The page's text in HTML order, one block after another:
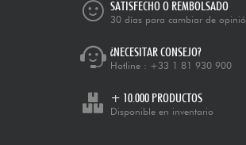
SATISFECHO O REMBOLSADO
30 días para cambiar de
¿NECESITAR CONSEJO?
Hotline : +33 1 81 930 900
+ 10.000 PRODUCTOS
Disponible en inventario